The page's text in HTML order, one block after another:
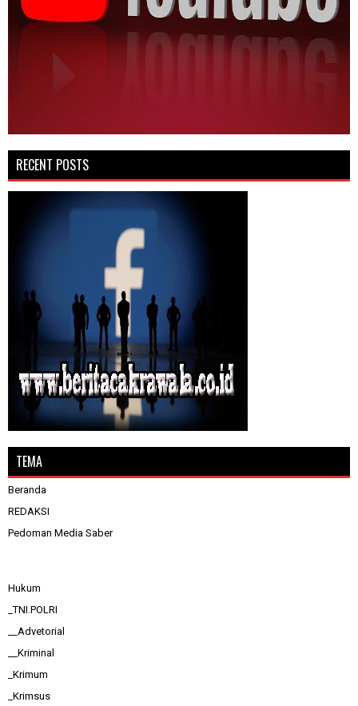
RECENT POSTS
TEMA
Beranda
REDAKSI
Pedoman Media Saber
Hukum
_TNI.POLRI
__Advetorial
__Kriminal
_Krimum
_Krimsus